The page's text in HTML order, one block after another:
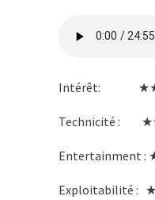
Intérêt:
Technicité :
Entertainment
Exploitabilité